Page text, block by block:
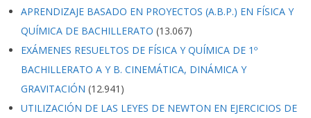
APRENDIZAJE BASADO EN PROYECTOS (A.B.P.) EN FÍSICA Y
QUÍMICA DE BACHILLERATO (13.067)
EXÁMENES RESUELTOS DE FÍSICA Y QUÍMICA DE 1º
BACHILLERATO A Y B. CINEMÁTICA, DINÁMICA Y
GRAVITACIÓN (12.941)
UTILIZACIÓN DE LAS LEYES DE NEWTON EN EJERCICIOS DE